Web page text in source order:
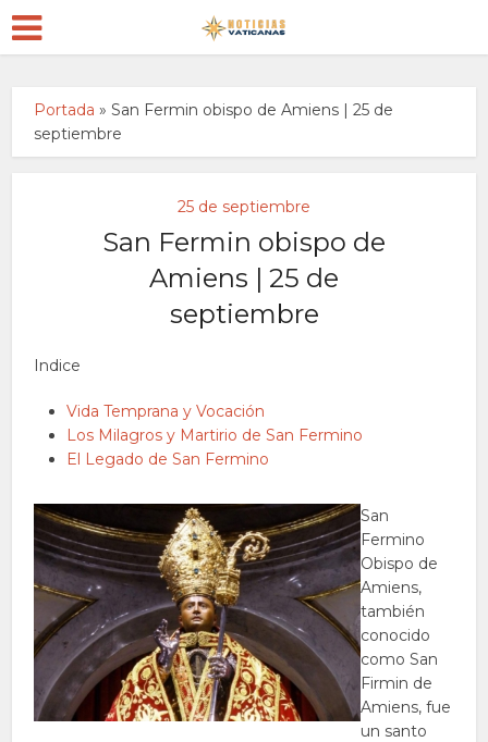
Portada »San Fermin obispo de Amiens | 25 de
septiembre
25 de septiembre
San Fermin obispo de
Amiens | 25 de
septiembre
Indice
Vida Temprana y Vocación
Los Milagros y Martirio de San Fermino
El Legado de San Fermino
San
Fermino
Obispo de
Amiens,
también
conocido
como San
Firmin de
Amiens, fue
un santo